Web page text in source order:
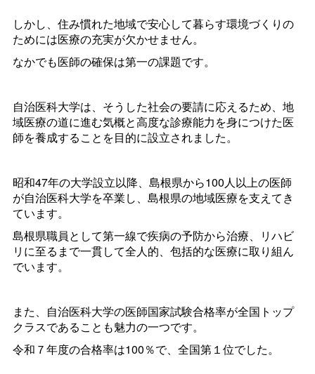
しかし、住み慣れた地域で安心して暮らす環境づくりの
ためには医療の充実が欠かせません。
なかでも医師の確保は第一の課題です。
自治医科大学は、そうした社会の要請に応えるため、地
域医療の道に進む気概と高度な診療能力を身につけた医
師を養成することを目的に設立されました。
昭和47年の大学設立以降、島根県から100人以上の医師
が自治医科大学を卒業し、島根県の地域医療を支えてき
ています。
島根県職員として第一線で疾病の予防から治療、リハビ
リに至るまで一貫して全人的、包括的な医療に取り組ん
でいます。
また、自治医科大学の医師国家試験合格率が全国トップ
クラスであることも魅力の一つです。
令和７年度の合格率は100％で、全国第１位でした。